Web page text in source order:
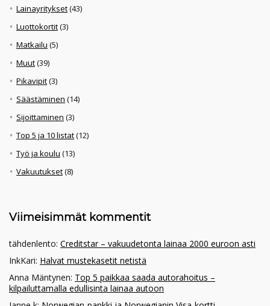
Lainayritykset(43)
Luottokortit(3)
Matkailu (5)
Muut(39)
Pikavipit(3)
Säästäminen (14)
Sijoittaminen (3)
Top 5 ja 10 listat(12)
Työ ja koulu (13)
Vakuutukset(8)
Viimeisimmät kommentit
tähdenlento: Creditstar – vakuudetonta lainaa 2000 euroon asti
InkKari: Halvat mustekasetit netistä
Anna Mäntynen: Top 5 paikkaa saada autorahoitus –
kilpailuttamalla edullisinta lainaa autoon